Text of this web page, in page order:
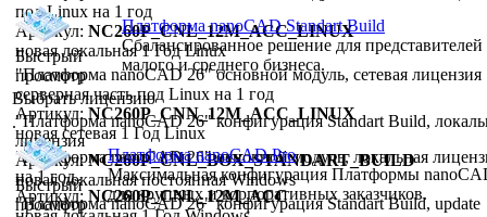
под Linux на 1 год
Артикул: NC260P_CNL_12M_ACC_LINUX
новая локальная 1 Год Linux
"Платформа nanoCAD 26" основной модуль, сетевая лицензия
серверная часть под Linux на 1 год
Артикул: NC260P_CNN_12M_ACC_LINUX
новая сетевая 1 Год Linux
"Платформа nanoCAD 26" основной модуль, локальная
на 1 год
Артикул: NC260P_CNL_12M_ACC
Быстрый
просмотр
Платформа nanoCAD Standart Build
Сбалансированное решение для представителей
малого и среднего бизнеса.
Выбрать лицензию
"Платформа nanoCAD 26" конфигурация Standart Build,
лицензия
Артикул:NC260P_CNL_BOX_STANDART_BUILD
новая локальная постоянная Windows
"Платформа nanoCAD 26" конфигурация Standart Build, update
.
Быстрый
просмотр
Платформа nanoCAD Pro
Максимальная конфигурация Платформы
для крупных и корпоративных заказчиков.